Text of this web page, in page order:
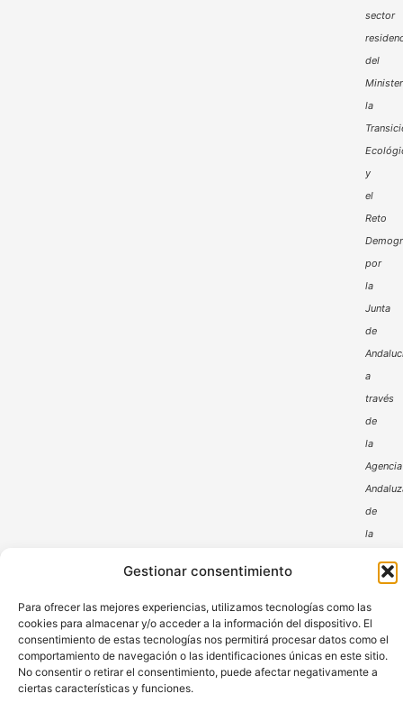
Gestionar consentimiento
Para ofrecer las mejores experiencias, utilizamos tecnologías como las
cookies para almacenar y/o acceder a la información del dispositivo. El
consentimiento de estas tecnologías nos permitirá procesar datos como el
comportamiento de navegación o las identificaciones únicas en este sitio.
No consentir o retirar el consentimiento, puede afectar negativamente a
ciertas características y funciones.
sector
del
la
y
el
Reto
por
la
Junta
de
a
través
de
la
Agencia
de
la
Aviso Legal Política de Privacidad